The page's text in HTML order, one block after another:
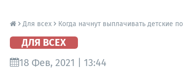
Для всех Когда начнут выплачивать детские
ДЛЯ ВСЕХ
18 Фев, 2021 | 13:44